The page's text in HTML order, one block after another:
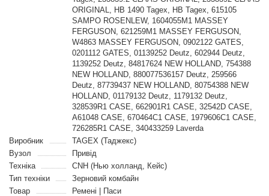
ORIGINAL, HB 1490 Tagex, HB Tagex, 615105
SAMPO ROSENLEW, 1604055M1 MASSEY
FERGUSON, 621259M1 MASSEY FERGUSON,
W4863 MASSEY FERGUSON, 0902122 GATES,
0201112 GATES, 01139252 Deutz, 602944 Deutz,
1139252 Deutz, 84817624 NEW HOLLAND, 754388
NEW HOLLAND, 880077536157 Deutz, 259566
Deutz, 87739437 NEW HOLLAND, 80754388 NEW
HOLLAND, 01179132 Deutz, 1179132 Deutz,
328539R1 CASE, 662901R1 CASE, 32542D CASE,
A61048 CASE, 670464C1 CASE, 1979606C1 CASE,
726285R1 CASE, 340433259 Laverda
Виробник
TAGEX (Таджекс)
Вузол
Привід
Техніка
CNH (Нью холланд, Кейс)
Тип техніки
Зерновий комбайн
Товар
Ремені | Паси